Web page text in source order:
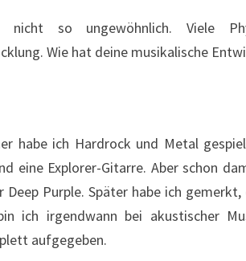
so ungewöhnlich. Viele
Wie hat deine musikalische
habe ich Hardrock und Metal
eine Explorer-Gitarre. Aber schon
Deep Purple. Später habe ich
ich irgendwann bei akustischer
aufgegeben.